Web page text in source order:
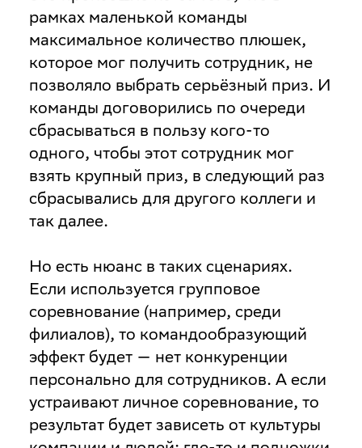
рамках маленькой команды
максимальное количество плюшек,
которое мог получить сотрудник, не
позволяло выбрать серьёзный приз. И
команды договорились по очереди
сбрасываться в пользу кого-то
одного, чтобы этот сотрудник мог
взять крупный приз, в следующий раз
сбрасывались для другого коллеги и
так далее.
Но есть нюанс в таких сценариях.
Если используется групповое
соревнование (например, среди
филиалов), то командообразующий
эффект будет — нет конкуренции
персонально для сотрудников. А если
устраивают личное соревнование, то
результат будет зависеть от культуры